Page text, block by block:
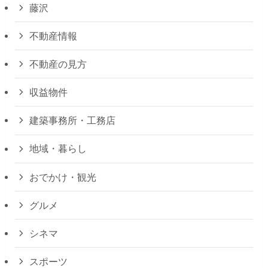
藤沢
不動産情報
不動産の見方
収益物件
建築事務所・工務店
地域・暮らし
おでかけ・観光
グルメ
シネマ
スポーツ